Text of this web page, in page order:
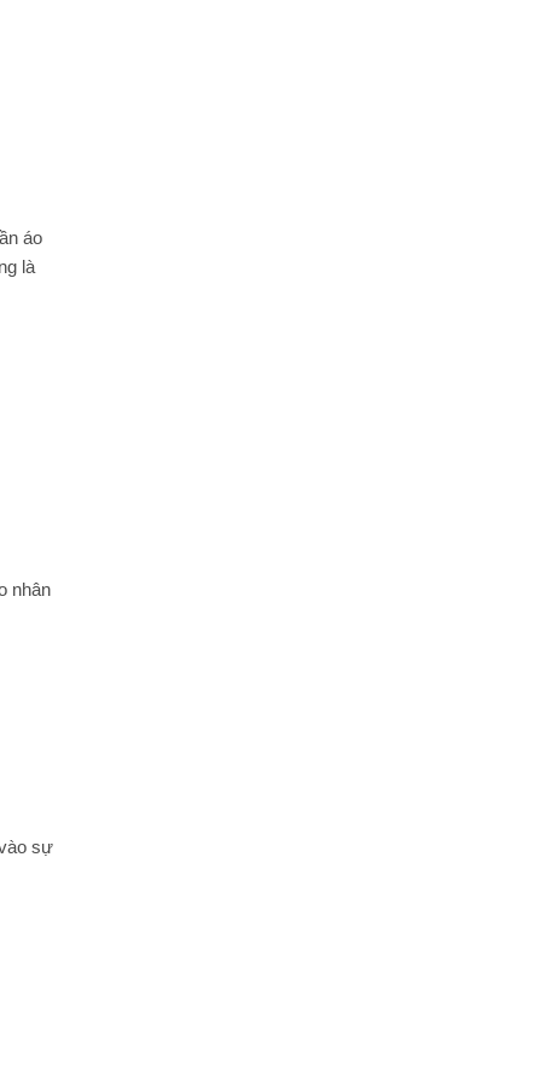
áo
là
nhân
sự